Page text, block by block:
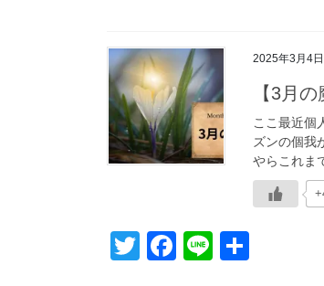
tt
er
c
e
b
o
o
e
2025年3月4日
【3月
ここ最近個
ズンの個我
やらこれま
T
F
Li